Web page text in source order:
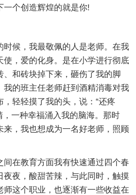
一个创造辉煌的就是你!
时候，我最敬佩的人是老师。在我
使，爱的化身。是在小学进行彻底
、和砖块掉下来，砸伤了我的脚
我的班主任老师赶到酒精消毒对我
轻轻摸了我的头，说：“还疼
，一种幸福涌入我的脑海。那时
来，我也想成为一名好老师，照顾
间在教育方面我有快速通过四个春
夜夜，酸甜苦辣，与此同时，触摸
师这个职业，也逐渐有一些收益在